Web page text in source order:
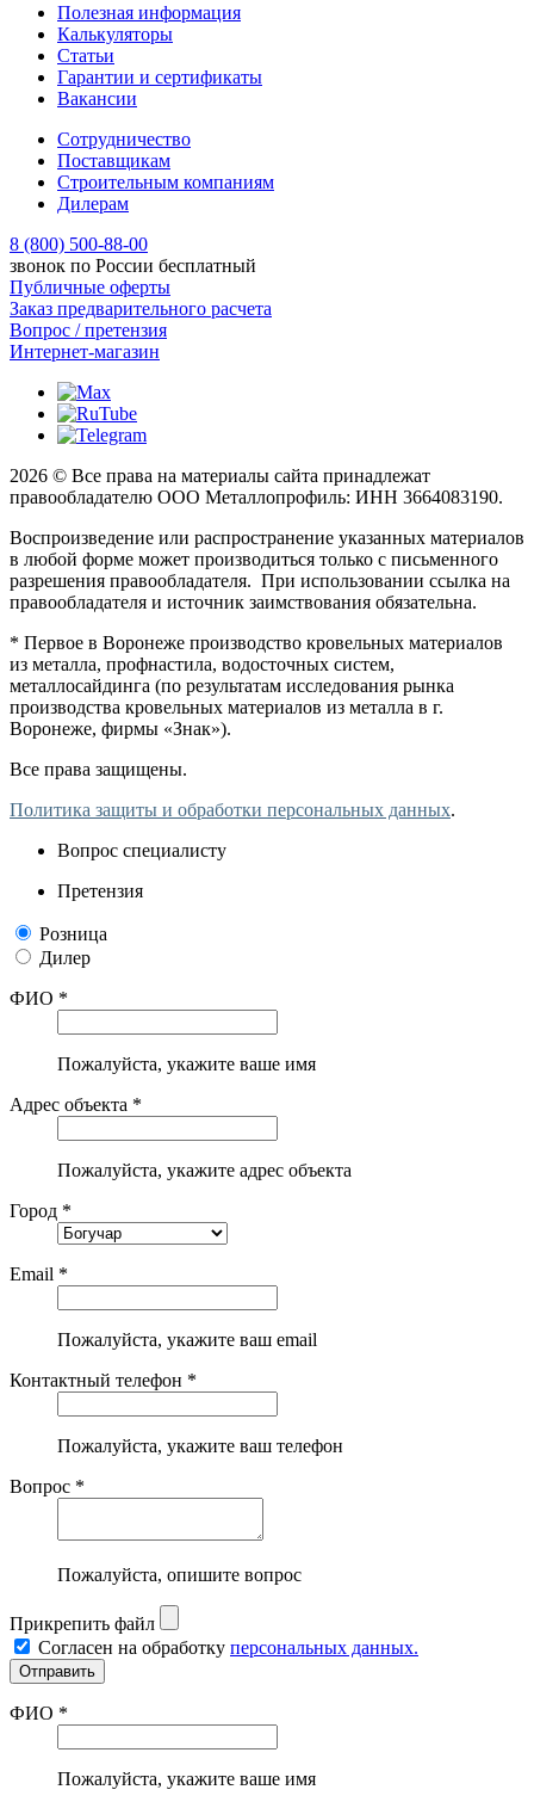
Полезная информация
Калькуляторы
Статьи
Гарантии и сертификаты
Вакансии
Сотрудничество
Поставщикам
Строительным компаниям
Дилерам
8 (800) 500-88-00
звонок по России бесплатный
Публичные оферты
Заказ предварительного расчета
Вопрос / претензия
Интернет-магазин
2026 © Все права на материалы сайта принадлежат
правообладателю ООО Металлопрофиль: ИНН 3664083190.
Воспроизведение или распространение указанных материалов
в любой форме может производиться только с письменного
разрешения правообладателя. При использовании ссылка на
правообладателя и источник заимствования обязательна.
* Первое в Воронеже производство кровельных материалов
из металла, профнастила, водосточных систем,
металлосайдинга (по результатам исследования рынка
производства кровельных материалов из металла в г.
Воронеже, фирмы «Знак»).
Все права защищены.
Политика защиты и обработки персональных данных.
Вопрос специалисту
Претензия
Розница
Дилер
ФИО *
Пожалуйста, укажите ваше имя
Адрес объекта *
Пожалуйста, укажите адрес объекта
Город *
Email *
Пожалуйста, укажите ваш email
Контактный телефон *
Пожалуйста, укажите ваш телефон
Вопрос *
Пожалуйста, опишите вопрос
Прикрепить файл
Согласен на обработку персональных данных.
ФИО *
Пожалуйста, укажите ваше имя